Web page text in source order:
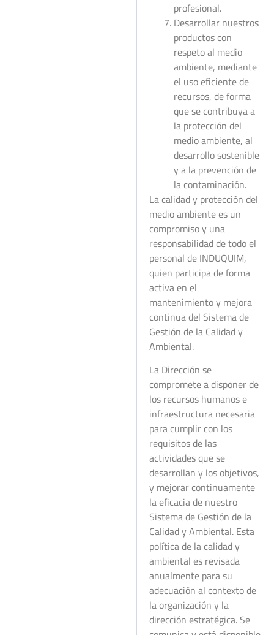
profesional.
Desarrollar nuestros
productos con
respeto al medio
ambiente, mediante
el uso eficiente de
recursos, de forma
que se contribuya a
la protección del
medio ambiente, al
desarrollo sostenible
y a la prevención de
la contaminación.
La calidad y protección del
medio ambiente es un
compromiso y una
responsabilidad de todo el
personal de INDUQUIM,
quien participa de forma
activa en el
mantenimiento y mejora
continua del Sistema de
Gestión de la Calidad y
Ambiental.
La Dirección se
compromete a disponer de
los recursos humanos e
infraestructura necesaria
para cumplir con los
requisitos de las
actividades que se
desarrollan y los objetivos,
y mejorar continuamente
la eficacia de nuestro
Sistema de Gestión de la
Calidad y Ambiental. Esta
política de la calidad y
ambiental es revisada
anualmente para su
adecuación al contexto de
la organización y la
dirección estratégica. Se